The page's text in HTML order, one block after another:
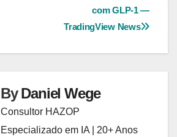
com GLP-1 —
TradingView News
ByDaniel Wege
Consultor HAZOP
Especializado em IA | 20+ Anos